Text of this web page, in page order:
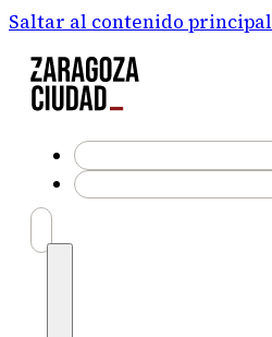
Saltar al contenido principal